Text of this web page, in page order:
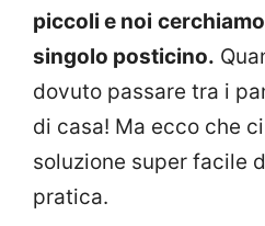
piccoli e noi
singolo posticino.
dovuto passare tra i
di casa! Ma ecco che
soluzione super facile
pratica.